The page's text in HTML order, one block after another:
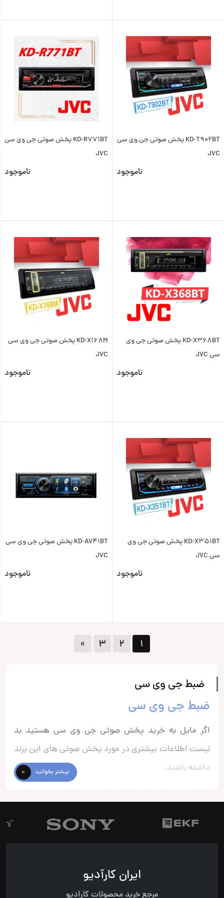
KD-T902BT پخش صوتی جی وی سی
JVC
ناموجود
KD-R771BT پخش صوتی جی وی سی
JVC
ناموجود
KD-X368BT پخش صوتی جی وی
سی JVC
ناموجود
KD-X168M پخش صوتی جی وی سی
JVC
ناموجود
KD-X351BT پخش صوتی جی وی
سی JVC
ناموجود
KD-AV41BT پخش صوتی جی وی سی
JVC
ناموجود
۱ ۲ ۳ »
ضبط جی وی سی
ضبط جی وی سی
اگر مایل به خرید پخش صوتی جی وی سی هستید بد
نیست اطلاعات بیشتری در مورد پخش صوتی های این برند
داشته باشید.
استفاده کنید.
دارای که یک رابط سخت افزاری یکپارچه برای سیستم
بیشتر بخوانید
ایران کارآدیو
مرجع خرید محصولات کارآدیو